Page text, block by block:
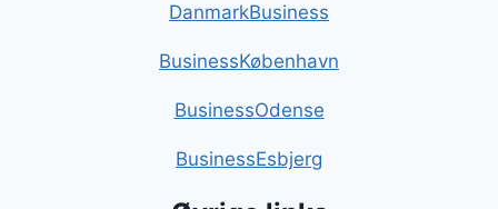
DanmarkBusiness
BusinessKøbenhavn
BusinessOdense
BusinessEsbjerg